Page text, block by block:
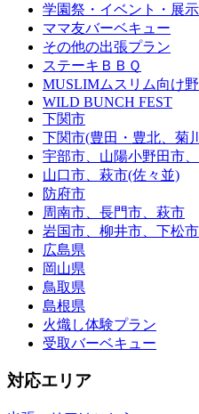
学園祭・イベント・展
ママ友バーベキュー
その他の出張プラン
ステーキＢＢＱ
MUSLIMムスリム向け
WILD BUNCH FEST
下関市
下関市(豊田・豊北、菊
宇部市、山陽小野田市
山口市、萩市(佐々並)
防府市
周南市、長門市、萩市
岩国市、柳井市、下松
広島県
岡山県
鳥取県
島根県
火熾し体験プラン
受取バーベキュー
対応エリア